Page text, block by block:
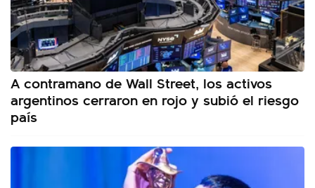
A contramano de Wall Street, los activos
argentinos cerraron en rojo y subió el riesgo
país